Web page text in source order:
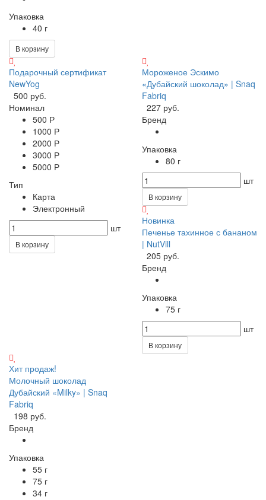
Упаковка
40 г
В корзину
Подарочный сертификат
NewYog
500 руб.
Номинал
500 Р
1000 Р
2000 Р
3000 Р
5000 Р
Тип
Карта
Электронный
шт
В корзину
Мороженое Эскимо
«Дубайский шоколад» | Snaq
Fabriq
227 руб.
Бренд
Упаковка
80 г
шт
В корзину
Новинка
Печенье тахинное с бананом
| NutVill
205 руб.
Бренд
Упаковка
75 г
шт
В корзину
Хит продаж!
Молочный шоколад
Дубайский «Milky» | Snaq
Fabriq
198 руб.
Бренд
Упаковка
55 г
75 г
34 г